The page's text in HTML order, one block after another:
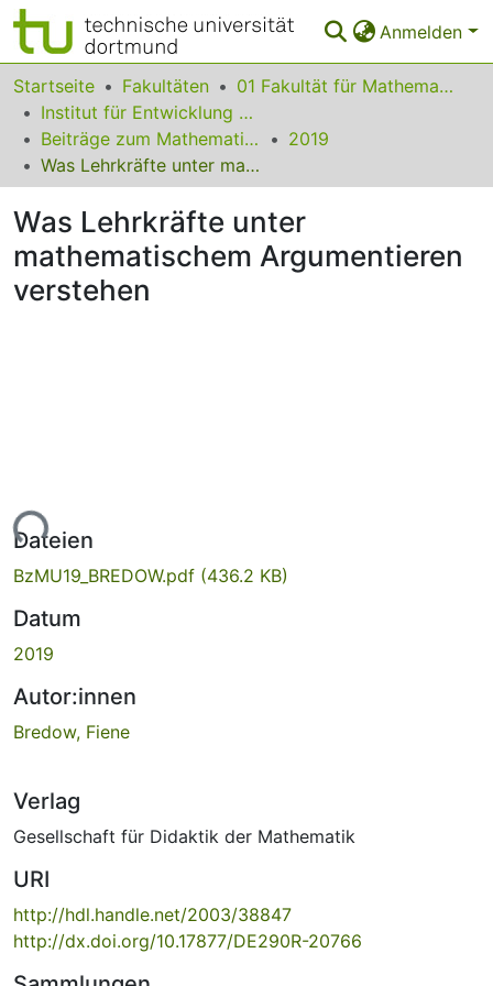
Anmelden
Bereiche & Sammlungen
Das gesamte Repositorium
Statistiken
FAQ
Leitlinien
Zurück zur Startseite
Startseite Fakultäten
01 Fakultät für Mathematik
Institut für Entwicklung und Erforschung des Mathematikunterrichts
Beiträge zum Mathematikunterricht
2019
Was Lehrkräfte unter mathematischem Argumentieren verstehen
Was Lehrkräfte unter
mathematischem Argumentieren
verstehen
Lade...
Dateien
BzMU19_BREDOW.pdf (436.2 KB)
Datum
2019
Autor:innen
Bredow, Fiene
Verlag
Gesellschaft für Didaktik der Mathematik
URI
http://hdl.handle.net/2003/38847
http://dx.doi.org/10.17877/DE290R-20766